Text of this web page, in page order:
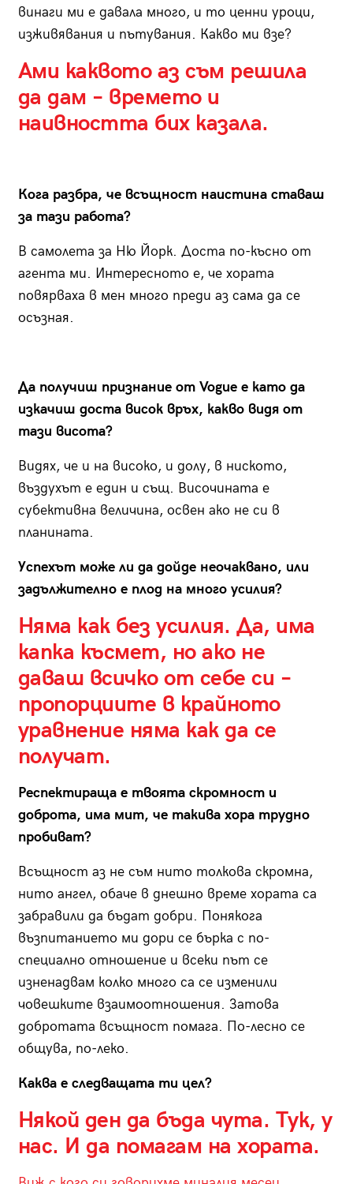
винаги ми е давала много, и то ценни уроци,
изживявания и пътувания. Какво ми взе?
Ами каквото аз съм решила
да дам – времето и
наивността бих казала.
Кога разбра, че всъщност наистина ставаш
за тази работа?
В самолета за Ню Йорк. Доста по-късно от
агента ми. Интересното е, че хората
повярваха в мен много преди аз сама да се
осъзная.
Да получиш признание от Vogue е като да
изкачиш доста висок връх, какво видя от
тази висота?
Видях, че и на високо, и долу, в ниското,
въздухът е един и същ. Височината е
субективна величина, освен ако не си в
планината.
Успехът може ли да дойде неочаквано, или
задължително е плод на много усилия?
Няма как без усилия. Да, има
капка късмет, но ако не
даваш всичко от себе си –
пропорциите в крайното
уравнение няма как да се
получат.
Респектираща е твоята скромност и
доброта, има мит, че такива хора трудно
пробиват?
Всъщност аз не съм нито толкова скромна,
нито ангел, обаче в днешно време хората са
забравили да бъдат добри. Понякога
възпитанието ми дори се бърка с по-
специално отношение и всеки път се
изненадвам колко много са се изменили
човешките взаимоотношения. Затова
добротата всъщност помага. По-лесно се
общува, по-леко.
Каква е следващата ти цел?
Някой ден да бъда чута. Тук, у
нас. И да помагам на хората.